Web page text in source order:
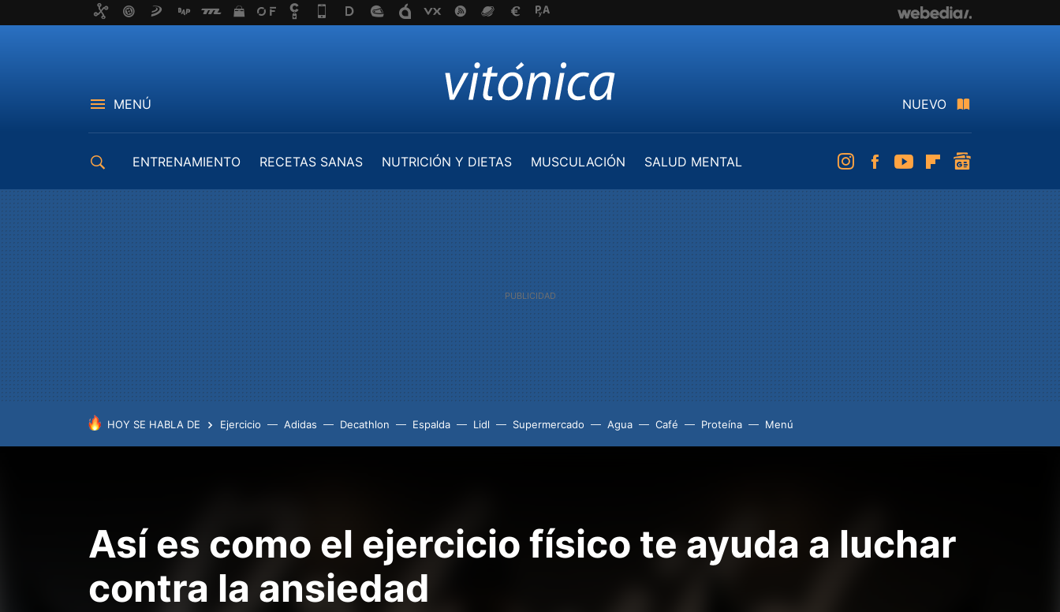
MENÚ NUEVO
ENTRENAMIENTO RECETAS SANAS NUTRICIÓN Y DIETAS MUSCULACIÓN
SALUD MENTAL
InstagramFacebookYoutubeFlipboard
HOY SE HABLA DE Ejercicio Adidas Decathlon Espalda Lidl Supermercado Agua Café Proteína Menú
Así es como el ejercicio físico te ayuda a luchar
contra la ansiedad